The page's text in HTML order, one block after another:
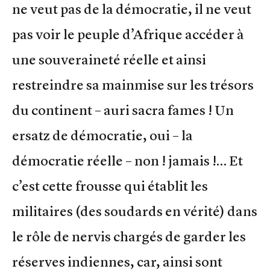
ne veut pas de la démocratie, il ne veut
pas voir le peuple d’Afrique accéder à
une souveraineté réelle et ainsi
restreindre sa mainmise sur les trésors
du continent – auri sacra fames ! Un
ersatz de démocratie, oui – la
démocratie réelle – non ! jamais !… Et
c’est cette frousse qui établit les
militaires (des soudards en vérité) dans
le rôle de nervis chargés de garder les
réserves indiennes, car, ainsi sont